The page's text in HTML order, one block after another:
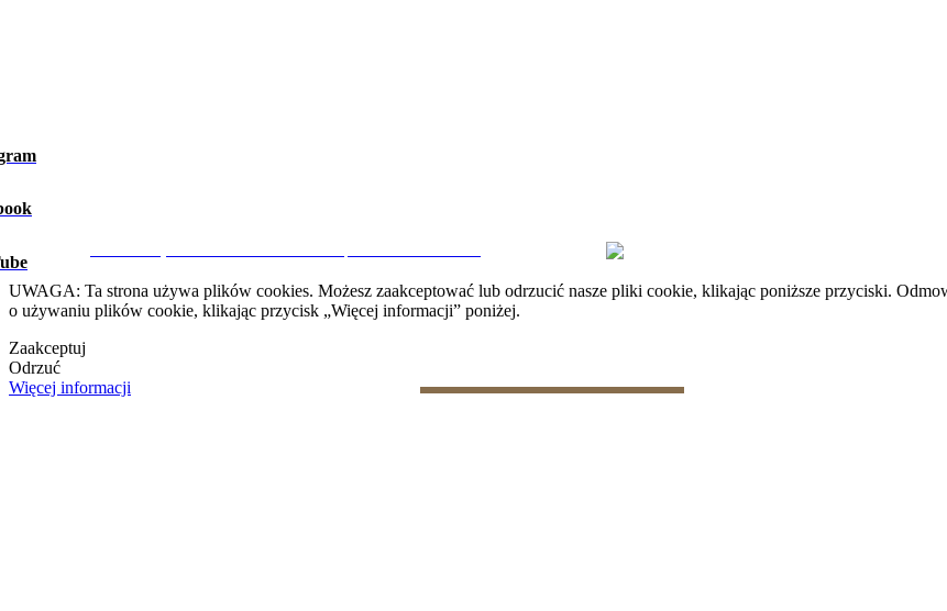
UWAGA: Ta strona używa plików cookies. Możesz zaakceptować lub odrzucić nasze pliki cookie, klikając poniższe przyciski.
o używaniu plików cookie, klikając przycisk „Więcej informacji” poniżej.
Zaakceptuj
Odrzuć
Więcej informacji